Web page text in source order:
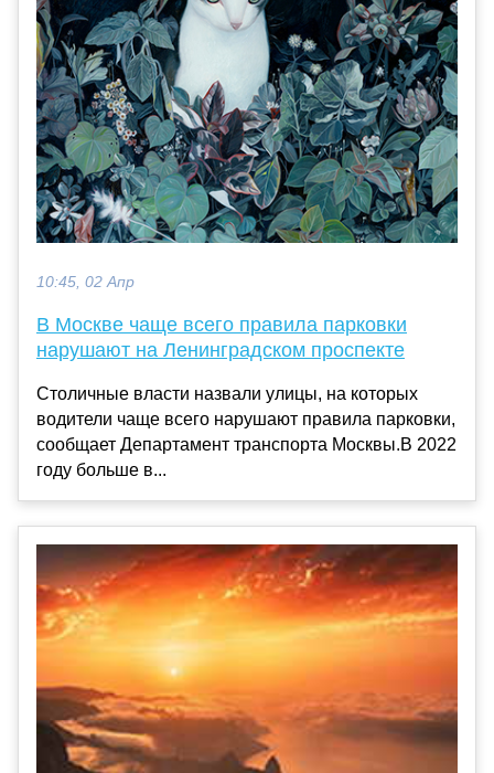
10:45, 02 Апр
В Москве чаще всего правила парковки
нарушают на Ленинградском проспекте
Столичные власти назвали улицы, на которых
водители чаще всего нарушают правила парковки,
сообщает Департамент транспорта Москвы.В 2022
году больше в...